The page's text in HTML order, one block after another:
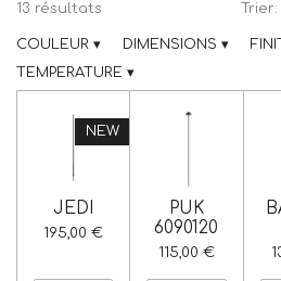
13 résultats Trier:
COULEUR ▾ DIMENSIONS ▾
TEMPERATURE ▾
NEW
JEDI
195,00 €
PUK
6090120
115,00 €